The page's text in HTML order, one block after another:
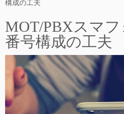
構成の工夫
MOT/PBXスマ
番号構成の工夫